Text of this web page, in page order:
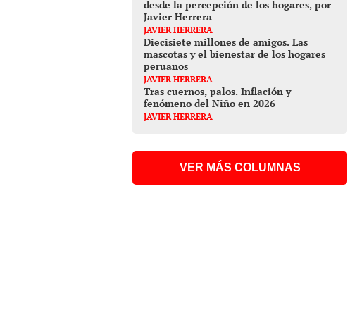
desde la percepción de los hogares, por
Javier Herrera
JAVIER HERRERA
Diecisiete millones de amigos. Las
mascotas y el bienestar de los hogares
peruanos
JAVIER HERRERA
Tras cuernos, palos. Inflación y
fenómeno del Niño en 2026
JAVIER HERRERA
VER MÁS COLUMNAS